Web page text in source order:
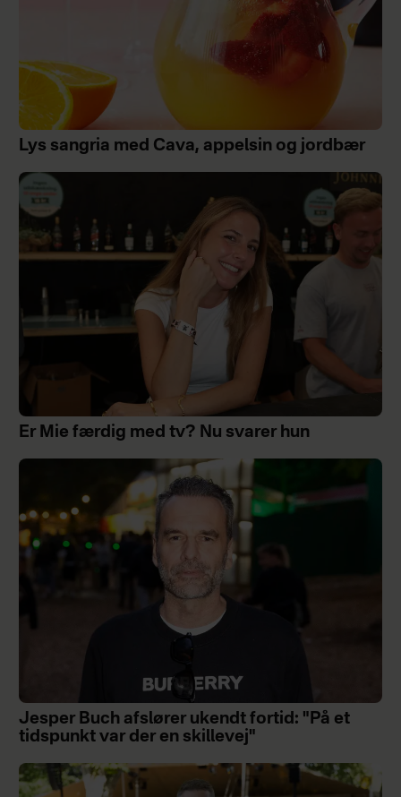
Lys sangria med Cava, appelsin og jordbær
Er Mie færdig med tv? Nu svarer hun
Jesper Buch afslører ukendt fortid: "På et
tidspunkt var der en skillevej"